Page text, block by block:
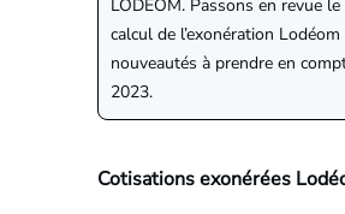
LODEOM. Passons en revue
calcul de l’exonération
nouveautés à prendre en
2023.
Cotisations exonérées